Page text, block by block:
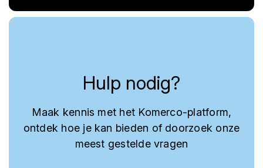
Hulp nodig?
Maak kennis met het Komerco-platform,
ontdek hoe je kan bieden of doorzoek onze
meest gestelde vragen